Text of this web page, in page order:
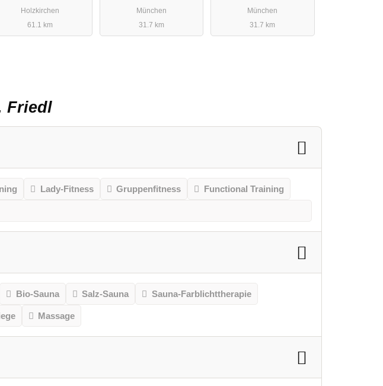
Holzkirchen
61.1 km
München
31.7 km
München
31.7 km
Friedl
Lady-Fitness Gruppenfitness Functional Training
Bio-Sauna Salz-Sauna Sauna-Farblichttherapie
Massage